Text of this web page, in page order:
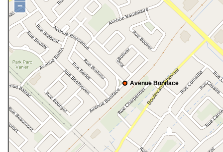
Avenue Boniface
−